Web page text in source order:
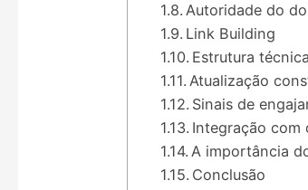
Autoridade do
Link Building
Estrutura
Atualização
Sinais de
Integração com
A importância
Conclusão